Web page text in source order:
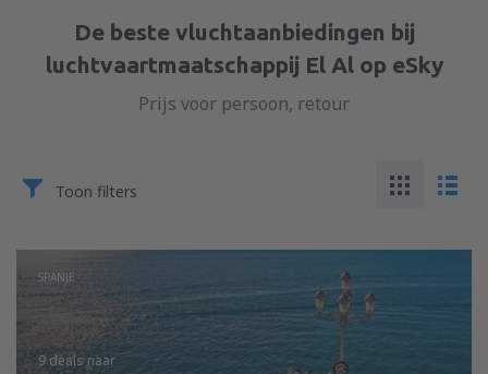
De beste vluchtaanbiedingen bij
luchtvaartmaatschappij El Al op eSky
Prijs voor persoon, retour
Toon filters
SPANJE
9 dealsnaar